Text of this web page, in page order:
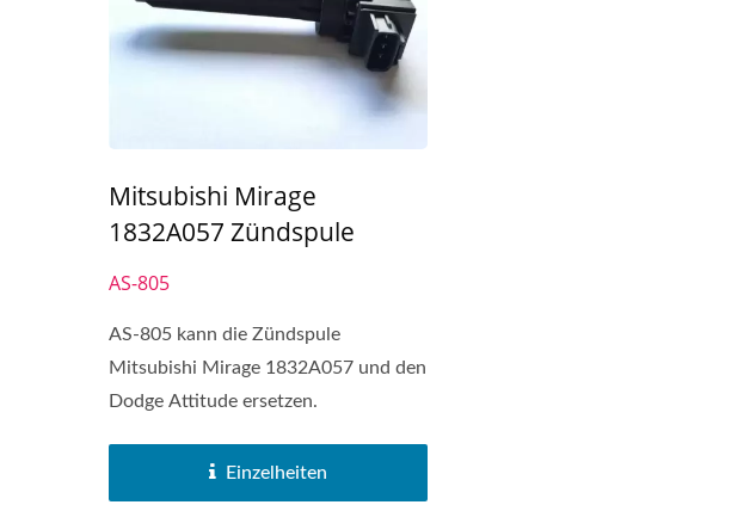
Mitsubishi Mirage
1832A057 Zündspule
AS-805
AS-805 kann die Zündspule
Mitsubishi Mirage 1832A057 und den
Dodge Attitude ersetzen.
Einzelheiten